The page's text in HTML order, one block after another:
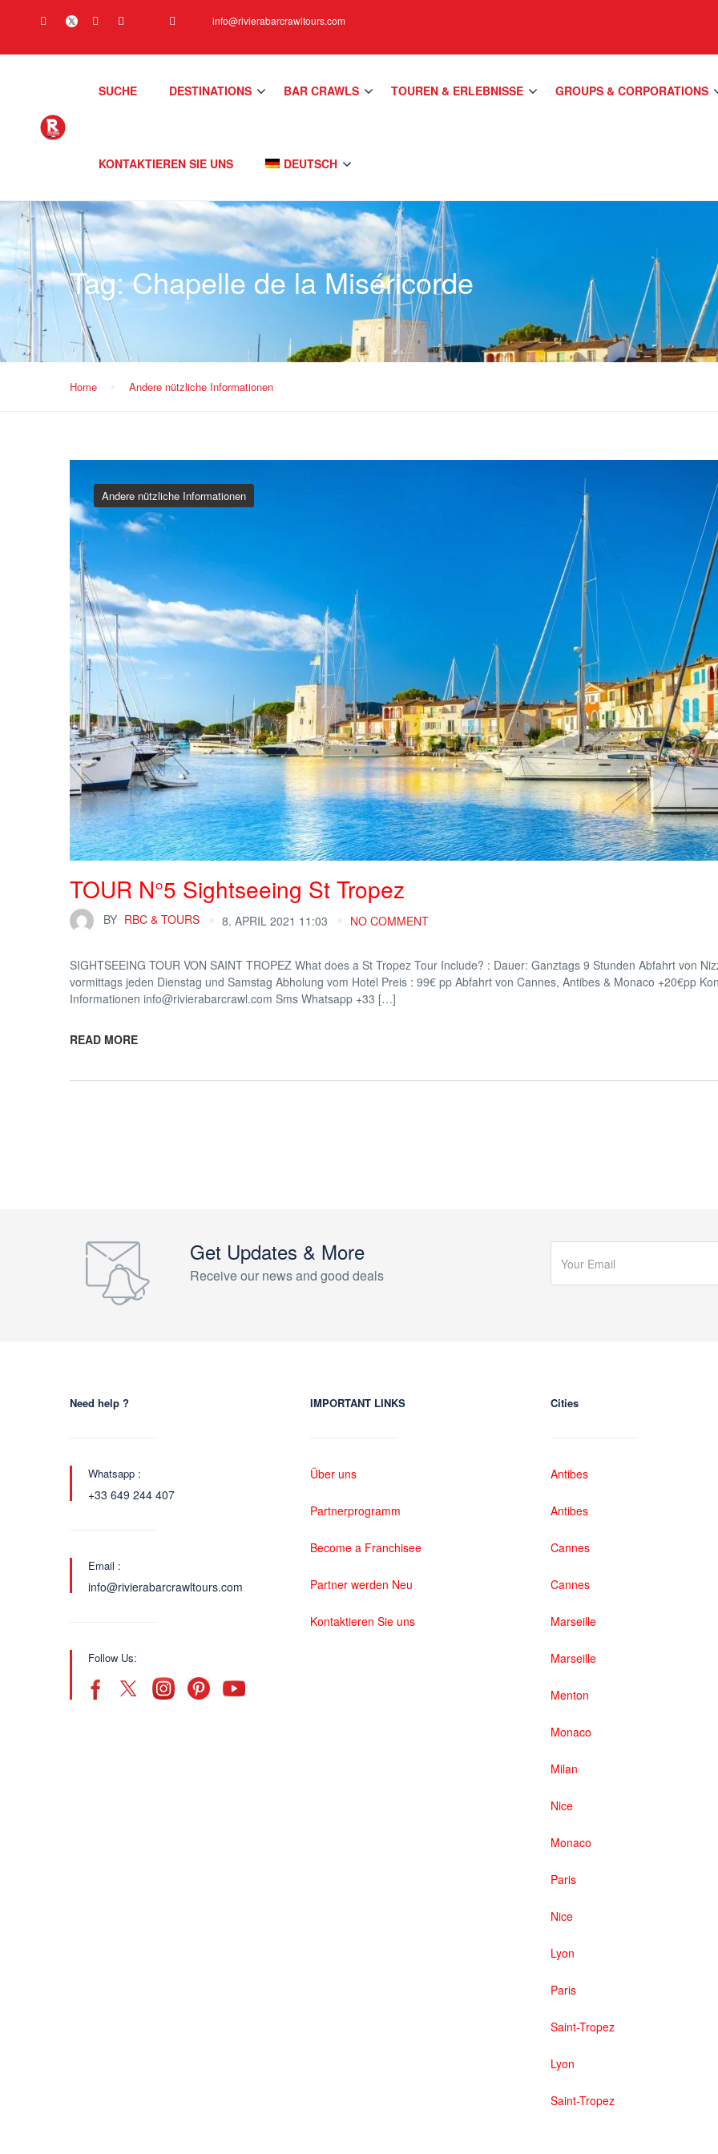
info@rivierabarcrawltours.com
SUCHE DESTINATIONS BAR CRAWLS TOUREN & ERLEBNISSE GROUPS & CORPORATIONS
KONTAKTIEREN SIE UNS DEUTSCH
Tag:Chapelle de la Miséricorde
Home Andere nützliche Informationen
Andere nützliche Informationen
TOUR N°5 Sightseeing St Tropez
BY RBC & TOURS 8. APRIL 2021 11:03 NO COMMENT
SIGHTSEEING TOUR VON SAINT TROPEZ What does a St Tropez Tour Include? : Dauer: Ganztags 9 Stunden Abfahrt von
vormittags jeden Dienstag und Samstag Abholung vom Hotel Preis : 99€ pp Abfahrt von Cannes, Antibes & Monaco +20€pp
Informationen info@rivierabarcrawl.com Sms Whatsapp +33 […]
READ MORE
Get Updates & More
Receive our news and good deals
Need help ?
Whatsapp :
+33 649 244 407
Email :
info@rivierabarcrawltours.com
Follow Us:
IMPORTANT LINKS
Über uns
Partnerprogramm
Become a Franchisee
Partner werden Neu
Kontaktieren Sie uns
Cities
Antibes
Antibes
Cannes
Cannes
Marseille
Marseille
Menton
Monaco
Milan
Nice
Monaco
Paris
Nice
Lyon
Paris
Saint-Tropez
Lyon
Saint-Tropez